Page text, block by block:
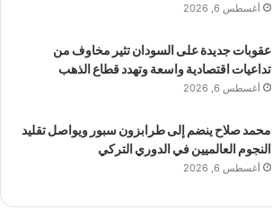
أغسطس 6, 2026
عقوبات جديدة على السودان تثير مخاوف من
تداعيات اقتصادية واسعة وتهدد قطاع الذهب
أغسطس 6, 2026
محمد صلاح ينضم إلى طرابزون سبور ويواصل تقليد
النجوم العالميين في الدوري التركي
أغسطس 6, 2026